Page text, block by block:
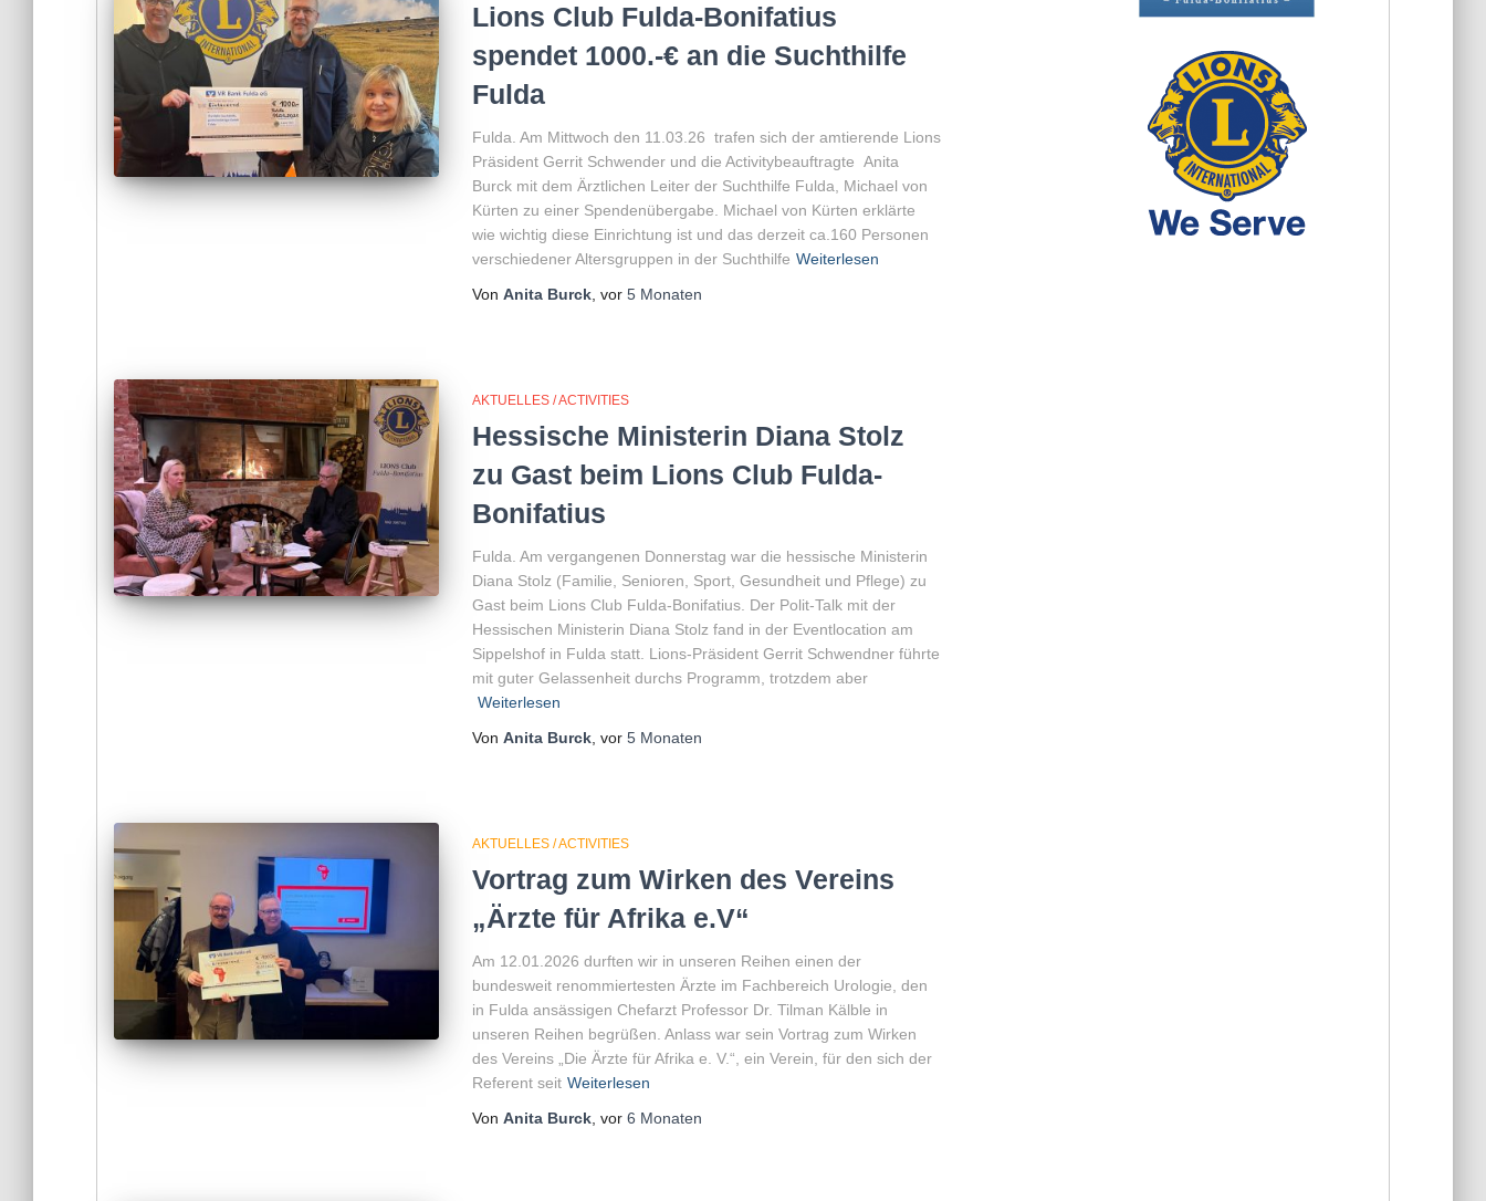
Lions Club Fulda-Bonifatius
spendet 1000.-€ an die Suchthilfe
Fulda
Fulda. Am Mittwoch den 11.03.26 trafen sich der amtierende Lions
Präsident Gerrit Schwender und die Activitybeauftragte Anita
Burck mit dem Ärztlichen Leiter der Suchthilfe Fulda, Michael von
Kürten zu einer Spendenübergabe. Michael von Kürten erklärte
wie wichtig diese Einrichtung ist und das derzeit ca.160 Personen
verschiedener Altersgruppen in der Suchthilfe Weiterlesen
VonAnita Burck , vor5 Monaten
AKTUELLES / ACTIVITIES
Hessische Ministerin Diana Stolz
zu Gast beim Lions Club Fulda-
Bonifatius
Fulda. Am vergangenen Donnerstag war die hessische Ministerin
Diana Stolz (Familie, Senioren, Sport, Gesundheit und Pflege) zu
Gast beim Lions Club Fulda-Bonifatius. Der Polit-Talk mit der
Hessischen Ministerin Diana Stolz fand in der Eventlocation am
Sippelshof in Fulda statt. Lions-Präsident Gerrit Schwendner führte
mit guter Gelassenheit durchs Programm, trotzdem aber
Weiterlesen
VonAnita Burck , vor5 Monaten
AKTUELLES / ACTIVITIES
Vortrag zum Wirken des Vereins
„Ärzte für Afrika e.V“
Am 12.01.2026 durften wir in unseren Reihen einen der
bundesweit renommiertesten Ärzte im Fachbereich Urologie, den
in Fulda ansässigen Chefarzt Professor Dr. Tilman Kälble in
unseren Reihen begrüßen. Anlass war sein Vortrag zum Wirken
des Vereins „Die Ärzte für Afrika e. V.“, ein Verein, für den sich der
Referent seit Weiterlesen
VonAnita Burck , vor6 Monaten